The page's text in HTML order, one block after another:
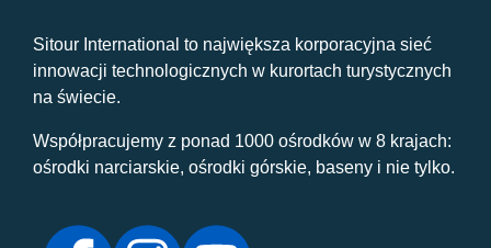
Sitour International to największa korporacyjna sieć
innowacji technologicznych w kurortach turystycznych
na świecie.
Współpracujemy z ponad 1000 ośrodków w 8 krajach:
ośrodki narciarskie, ośrodki górskie, baseny i nie tylko.